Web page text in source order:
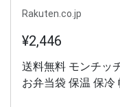
Rakuten.co.jp
¥2,446
送料無料 モンチッ
お弁当袋 保温 保冷